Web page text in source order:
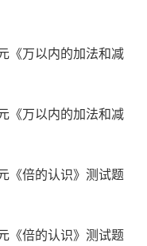
《万以内的加法和减
《万以内的加法和减
《倍的认识》测试题
《倍的认识》测试题